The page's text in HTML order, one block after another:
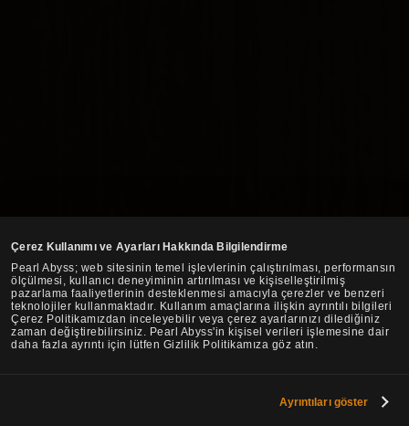
Çerez Kullanımı ve Ayarları Hakkında Bilgilendirme
Pearl Abyss; web sitesinin temel işlevlerinin çalıştırılması, performansın
ölçülmesi, kullanıcı deneyiminin artırılması ve kişiselleştirilmiş
pazarlama faaliyetlerinin desteklenmesi amacıyla çerezler ve benzeri
teknolojiler kullanmaktadır. Kullanım amaçlarına ilişkin ayrıntılı bilgileri
Çerez Politikamızdan inceleyebilir veya çerez ayarlarınızı dilediğiniz
zaman değiştirebilirsiniz. Pearl Abyss'in kişisel verileri işlemesine dair
daha fazla ayrıntı için lütfen Gizlilik Politikamıza göz atın.
Ayrıntıları göster